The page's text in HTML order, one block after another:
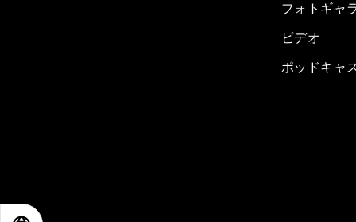
フォトギャ
ビデオ
ポッドキャ